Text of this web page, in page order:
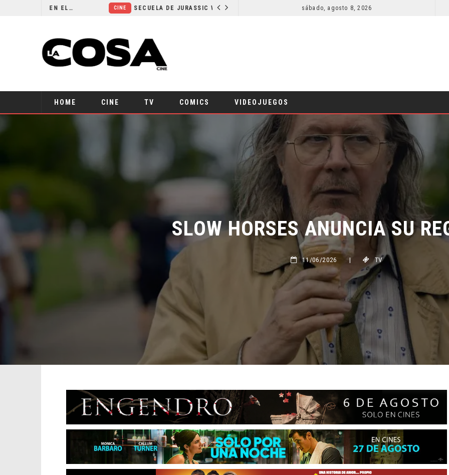
CINE SECUELA DE JURASSIC WORLD REBIRTH PIERDE DIRECTOR RESEÑA LA INVITACIÓN: OLIVIA WILDE REFLEXIONA SOBRE LA VIDA CONYUGAL
sábado, agosto 8, 2026
HOME CINE TV COMICS VIDEOJUEGOS
SLOW HORSES ANUNCIA SU
11/06/2026 |